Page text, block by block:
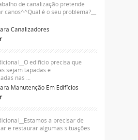
de canalização pretende
canos^^Qual é o seu problema?__
Canalizadores
edificio precisa que
sejam tapadas e
nas ...
Manutenção Em Edifícios
a precisar de
e restaurar algumas situações